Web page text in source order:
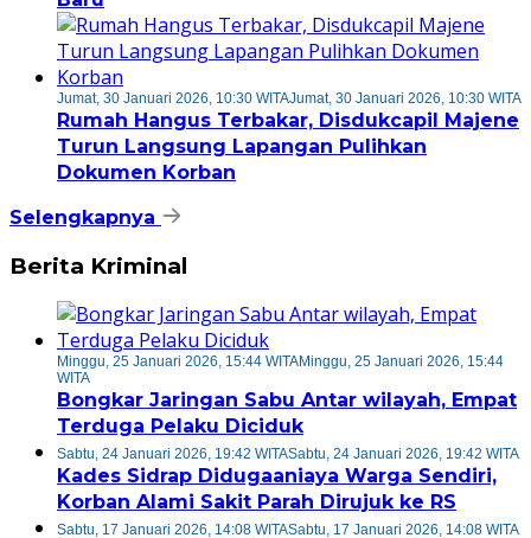
Jumat, 30 Januari 2026, 10:30 WITAJumat, 30 Januari 2026, 10:30 WITA
Rumah Hangus Terbakar, Disdukcapil Majene
Turun Langsung Lapangan Pulihkan
Dokumen Korban
Selengkapnya
Berita Kriminal
Minggu, 25 Januari 2026, 15:44 WITAMinggu, 25 Januari 2026, 15:44
WITA
Bongkar Jaringan Sabu Antar wilayah, Empat
Terduga Pelaku Diciduk
Sabtu, 24 Januari 2026, 19:42 WITASabtu, 24 Januari 2026, 19:42 WITA
Kades Sidrap Didugaaniaya Warga Sendiri,
Korban Alami Sakit Parah Dirujuk ke RS
Sabtu, 17 Januari 2026, 14:08 WITASabtu, 17 Januari 2026, 14:08 WITA